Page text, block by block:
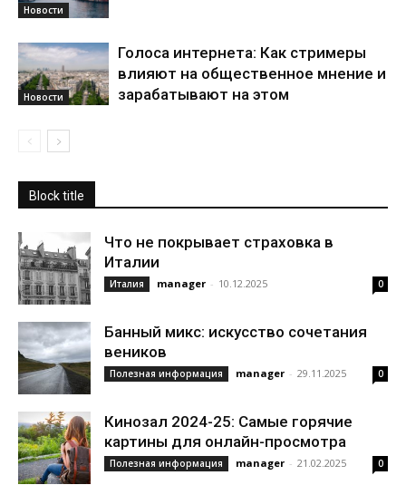
Новости
Новости
Голоса интернета: Как стримеры
влияют на общественное мнение и
зарабатывают на этом
Block title
Что не покрывает страховка в
Италии
Италия manager - 10.12.2025 0
Банный микс: искусство сочетания
веников
Полезная информация manager - 29.11.2025 0
Кинозал 2024-25: Самые горячие
картины для онлайн-просмотра
Полезная информация manager - 21.02.2025 0